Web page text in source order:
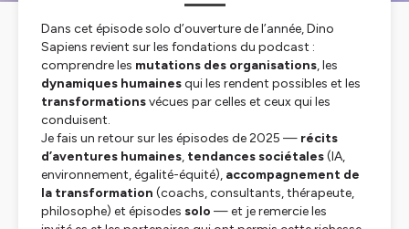
Dans cet épisode solo d’ouverture de l’année, Dino
Sapiens revient sur les fondations du podcast :
comprendre les mutations des organisations, les
dynamiques humainesqui les rendent possibles et les
transformationsvécues par celles et ceux qui les
conduisent.
Je fais un retour sur les épisodes de 2025 — récits
d’aventures humaines, tendances sociétales(IA,
environnement, égalité-équité), accompagnement de
la transformation (coachs, consultants, thérapeute,
philosophe) et épisodes solo — et je remercie les